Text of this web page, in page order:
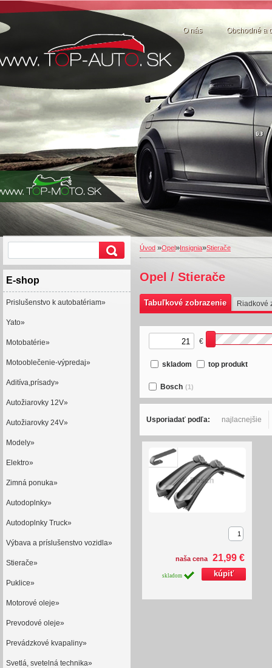
O nás Obchodné a
E-shop
Prislušenstvo k autobatériam»
Yato»
Motobatérie»
Motooblečenie-výpredaj»
Aditíva,prísady»
Autožiarovky 12V»
Autožiarovky 24V»
Modely»
Elektro»
Zimná ponuka»
Autodoplnky»
Autodoplnky Truck»
Výbava a príslušenstvo vozidla»
Stierače»
Puklice»
Motorové oleje»
Prevodové oleje»
Prevádzkové kvapaliny»
Svetlá, svetelná technika»
Úvod »Opel»Insignia»Stierače
Opel / Stierače
Tabuľkové zobrazenie Riadkové
€
skladom top produkt
Bosch (1)
Usporiadať podľa: najlacnejšie
naša cena 21,99 €
skladom